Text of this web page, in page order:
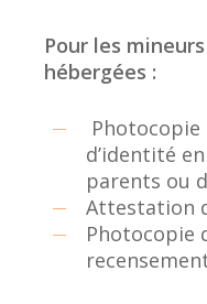
Pour les
hébergées :
d’identité
parents ou
Attestation
Photocopie